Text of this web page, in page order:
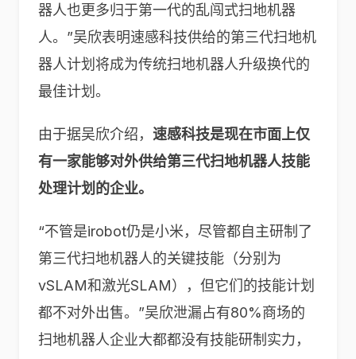
器人也更多归于第一代的乱闯式扫地机器
人。”吴欣表明速感科技供给的第三代扫地机
器人计划将成为传统扫地机器人升级换代的
最佳计划。
由于据吴欣介绍， 速感科技是现在市面上仅
有一家能够对外供给第三代扫地机器人技能
处理计划的企业。
“不管是irobot仍是小米，尽管都自主研制了
第三代扫地机器人的关键技能（分别为
vSLAM和激光SLAM），但它们的技能计划
都不对外出售。”吴欣泄漏占有80%商场的
扫地机器人企业大都都没有技能研制实力，